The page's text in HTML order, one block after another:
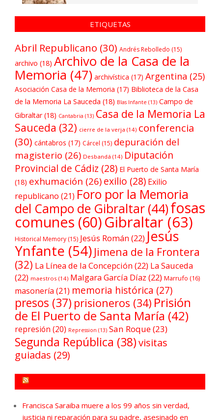
ETIQUETAS
Abril Republicano (30) Andrés Rebolledo (15)
archivo (18) Archivo de la Casa de la
Memoria (47) archivística (17) Argentina (25)
Asociación Casa de la Memoria (17) Biblioteca de la Casa
de la Memoria La Sauceda (18) Blas Infante (13) Campo de
Gibraltar(18) Cantabria (13) Casa de la Memoria La
Sauceda (32) cierre de la verja (14) conferencia
(30) cántabros (17) Cárcel (15) depuración del
magisterio (26) Desbandá (14) Diputación
Provincial de Cádiz (28) El Puerto de Santa María
(18) exhumación (26) exilio (28) Exilio
republicano (21) Foro por la Memoria
del Campo de Gibraltar (44)fosas
comunes (60)Gibraltar(63)
Historical Memory (15) Jesús Román(22) Jesús
Ynfante (54) Jimena de la Frontera
(32) La Línea de la Concepción(22) La Sauceda
(22) maestros (14) Malgara García Díaz (22) Marrufo (16)
masonería (21) memoria histórica (27)
presos (37) prisioneros (34) Prisión
de El Puerto de Santa María (42)
represión (20) Repression (13) San Roque(23)
Segunda República (38)visitas
guiadas (29)
Francisca Saraiba muere a los 99 años sin verdad,
justicia ni reparación para su padre, asesinado en